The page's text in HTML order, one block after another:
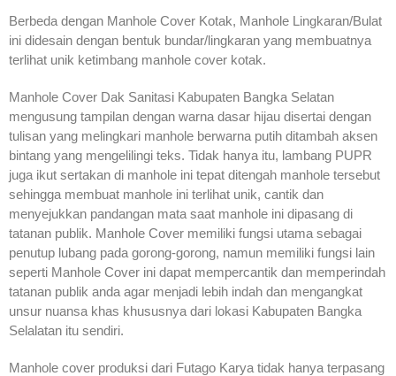
Berbeda dengan Manhole Cover Kotak, Manhole Lingkaran/Bulat
ini didesain dengan bentuk bundar/lingkaran yang membuatnya
terlihat unik ketimbang manhole cover kotak.
Manhole Cover Dak Sanitasi Kabupaten Bangka Selatan
mengusung tampilan dengan warna dasar hijau disertai dengan
tulisan yang melingkari manhole berwarna putih ditambah aksen
bintang yang mengelilingi teks. Tidak hanya itu, lambang PUPR
juga ikut sertakan di manhole ini tepat ditengah manhole tersebut
sehingga membuat manhole ini terlihat unik, cantik dan
menyejukkan pandangan mata saat manhole ini dipasang di
tatanan publik. Manhole Cover memiliki fungsi utama sebagai
penutup lubang pada gorong-gorong, namun memiliki fungsi lain
seperti Manhole Cover ini dapat mempercantik dan memperindah
tatanan publik anda agar menjadi lebih indah dan mengangkat
unsur nuansa khas khususnya dari lokasi Kabupaten Bangka
Selalatan itu sendiri.
Manhole cover produksi dari Futago Karya tidak hanya terpasang